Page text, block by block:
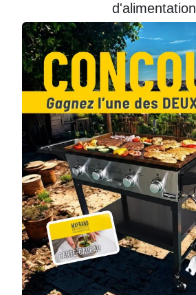
d'alimentation
*
JE
M'INSCRIS!